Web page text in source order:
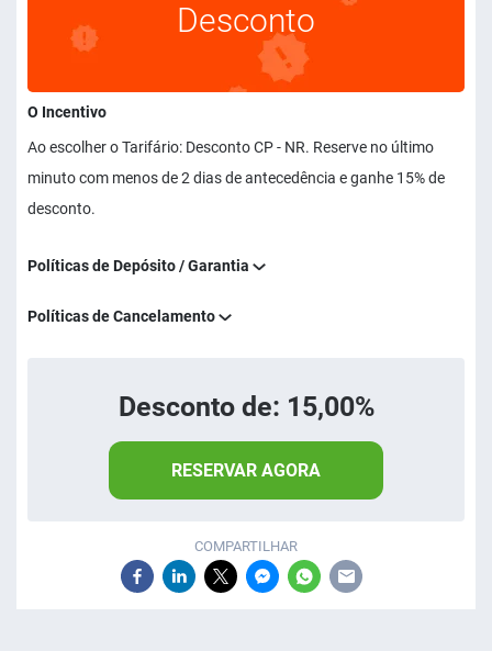
Desconto
O Incentivo
Ao escolher o Tarifário: Desconto CP - NR. Reserve no último
minuto com menos de 2 dias de antecedência e ganhe 15% de
desconto.
Políticas de Depósito / Garantia
Políticas de Cancelamento
Desconto de: 15,00%
RESERVAR AGORA
COMPARTILHAR